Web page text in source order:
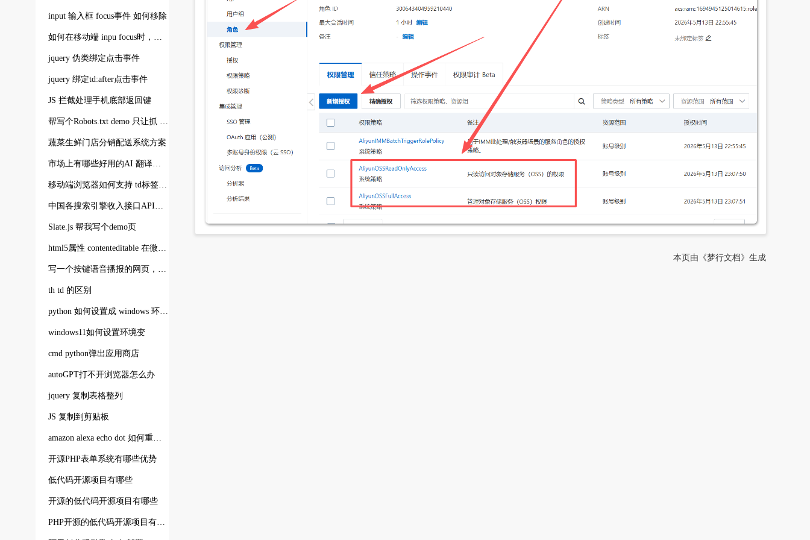
input 输入框 focus事件 如何移除
如何在移动端 inpu focus时，关闭自动调起的键盘
jquery 伪类绑定点击事件
jquery 绑定td:after点击事件
JS 拦截处理手机底部返回键
帮写个Robots.txt demo 只让抓 index.php**** 不让抓receive.php ****
蔬菜生鲜门店分销配送系统方案
市场上有哪些好用的AI 翻译眼镜
移动端浏览器如何支持 td标签的 contenteditable 可输入
中国各搜索引擎收入接口API有哪些？
Slate.js 帮我写个demo页
html5属性 contenteditable 在微信手机上不生效，或有时点击没反应，解决方案 $(document).on('click',"[contenteditable
写一个按键语音播报的网页，按什么键就报什么语音
th td 的区别
python 如何设置成 windows 环境变量。
windows11如何设置环境变
cmd python弹出应用商店
autoGPT打不开浏览器怎么办
jquery 复制表格整列
JS 复制到剪贴板
amazon alexa echo dot 如何重置连网
开源PHP表单系统有哪些优势
低代码开源项目有哪些
开源的低代码开源项目有哪些
PHP开源的低代码开源项目有哪些
本页由《梦行文档》生成